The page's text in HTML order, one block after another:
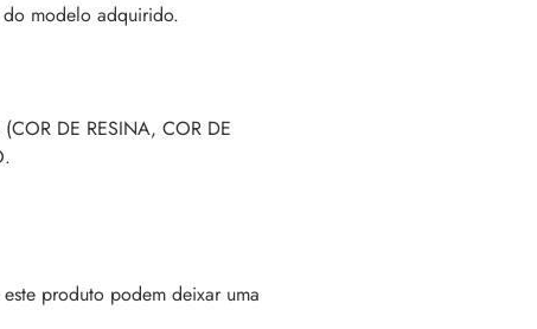
do modelo adquirido.
DE RESINA, COR DE
produto podem deixar uma